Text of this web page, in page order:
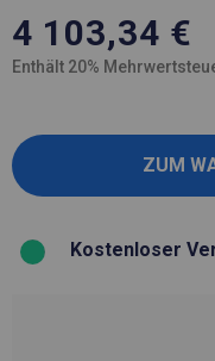
4 103,34 €
Enthält 20%
Kostenloser